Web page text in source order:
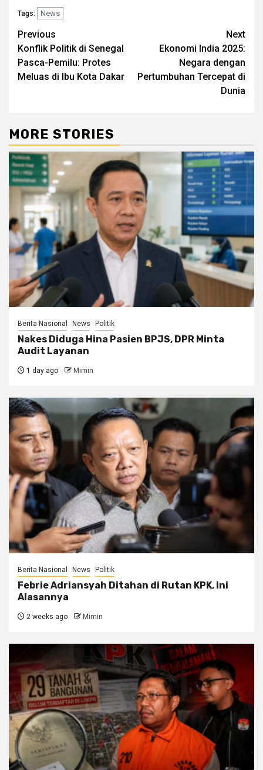
Tags: News
Post
navigation
Previous
Konflik Politik di Senegal
Pasca-Pemilu: Protes
Meluas di Ibu Kota Dakar
Next
Ekonomi India 2025:
Negara dengan
Pertumbuhan Tercepat di
Dunia
MORE STORIES
Berita Nasional News Politik
Nakes Diduga Hina Pasien BPJS, DPR Minta
Audit Layanan
1 day ago Mimin
Berita Nasional News Politik
Febrie Adriansyah Ditahan di Rutan KPK, Ini
Alasannya
2 weeks ago Mimin